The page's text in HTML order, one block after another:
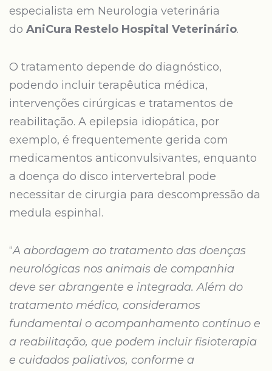
especialista em Neurologia veterinária
do AniCura Restelo Hospital Veterinário.
O tratamento depende do diagnóstico,
podendo incluir terapêutica médica,
intervenções cirúrgicas e tratamentos de
reabilitação. A epilepsia idiopática, por
exemplo, é frequentemente gerida com
medicamentos anticonvulsivantes, enquanto
a doença do disco intervertebral pode
necessitar de cirurgia para descompressão da
medula espinhal.
“A abordagem ao tratamento das doenças
neurológicas nos animais de companhia
deve ser abrangente e integrada. Além do
tratamento médico, consideramos
fundamental o acompanhamento contínuo e
a reabilitação, que podem incluir fisioterapia
e cuidados paliativos, conforme a